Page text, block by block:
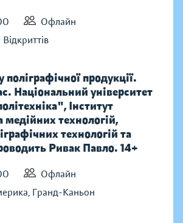
Офлайн
поліграфічної продукції.
Національний університет
Інститут
медійних технологій,
технологій та
Ривак Павло. 14+
Офлайн
Гранд-Каньон